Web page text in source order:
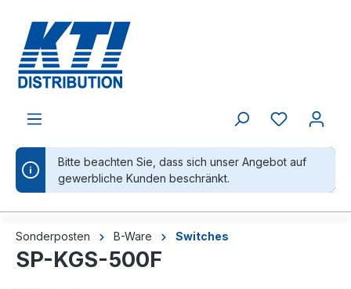
Bitte beachten Sie, dass sich unser Angebot auf
gewerbliche Kunden beschränkt.
Sonderposten B-Ware Switches
SP-KGS-500F